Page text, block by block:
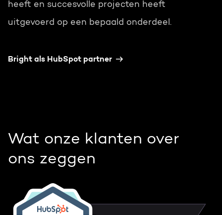
heeft en succesvolle projecten heeft
uitgevoerd op een bepaald onderdeel.
Bright als HubSpot partner
Wat onze klanten over
ons zeggen